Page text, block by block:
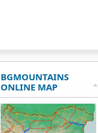
BGMOUNTAINS
ONLINE MAP